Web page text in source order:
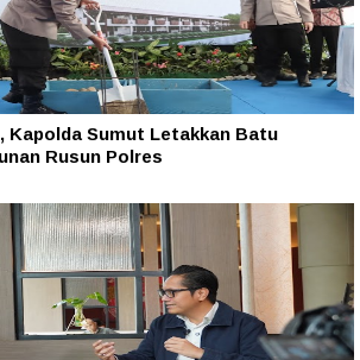
Kapolda Sumut Letakkan Batu
Rusun Polres